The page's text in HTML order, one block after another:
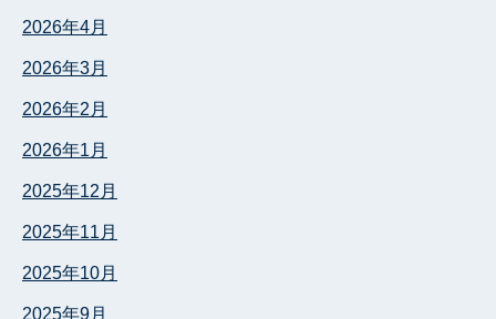
2026年4月
2026年3月
2026年2月
2026年1月
2025年12月
2025年11月
2025年10月
2025年9月